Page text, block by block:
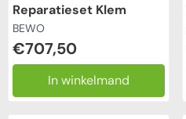
Reparatieset Klem
Merk:
BEWO
Prijs: 707,50
€707,50
In winkelmand